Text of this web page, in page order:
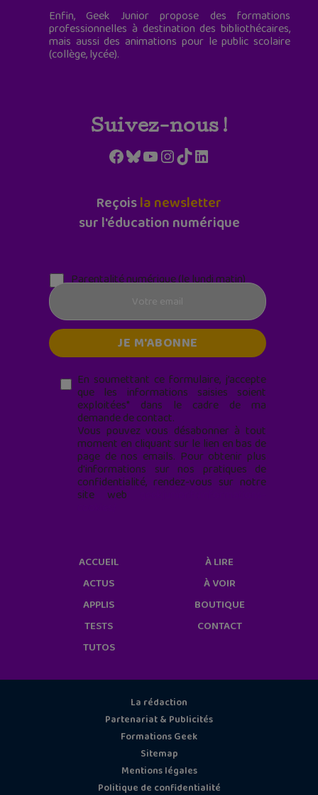
Enfin, Geek Junior propose des formations
professionnelles à destination des bibliothécaires,
mais aussi des animations pour le public scolaire
(collège, lycée).
Suivez-nous !
Facebook
Bluesky
YouTube
Instagram
TikTokLinkedIn
Reçoisla newsletter
sur l'éducation numérique
Parentalité numérique (le lundi matin)
En soumettant ce formulaire, j’accepte
que les informations saisies soient
exploitées* dans le cadre de ma
demande de contact.
Vous pouvez vous désabonner à tout
moment en cliquant sur le lien en bas de
page de nos emails. Pour obtenir plus
d'informations sur nos pratiques de
confidentialité, rendez-vous sur notre
site web
ACCUEIL
ACTUS
APPLIS
TESTS
TUTOS
À LIRE
À VOIR
BOUTIQUE
CONTACT
La rédaction
Partenariat & Publicités
Formations Geek
Sitemap
Mentions légales
Politique de confidentialité